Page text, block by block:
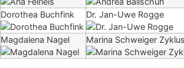
Dorothea Buchfink Dr. Jan-Uwe Rogge
Magdalena Nagel Marina Schweiger